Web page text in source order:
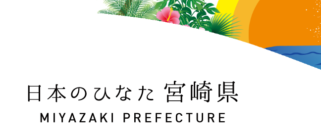
日本のひなた 宮崎県 MIYAZAKI PREFECTURE